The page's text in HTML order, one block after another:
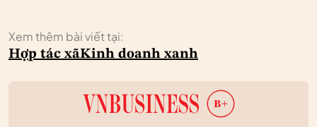
Xem thêm bài viết tại:
Hợp tác xãKinh doanh xanh